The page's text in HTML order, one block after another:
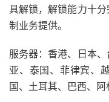
具解锁，解锁能力十
制业务提供。
服务器：香港、日本
亚、泰国、菲律宾、
国、土耳其、巴西、阿